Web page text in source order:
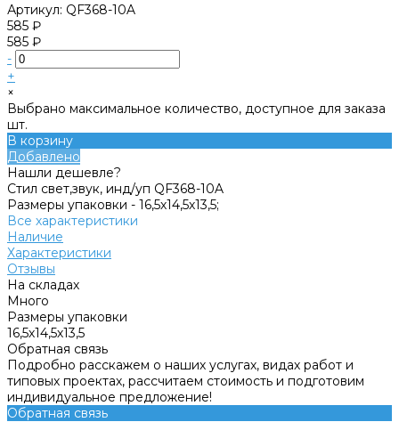
Артикул: QF368-10A
585 ₽
585 ₽
-
+
×
Выбрано максимальное количество, доступное для заказа
шт.
В корзину
Добавлено
Нашли дешевле?
Стил свет,звук, инд/уп QF368-10A
Размеры упаковки - 16,5х14,5х13,5;
Все характеристики
Наличие
Характеристики
Отзывы
На складах
Много
Размеры упаковки
16,5х14,5х13,5
Обратная связь
Подробно расскажем о наших услугах, видах работ и
типовых проектах, рассчитаем стоимость и подготовим
индивидуальное предложение!
Обратная связь